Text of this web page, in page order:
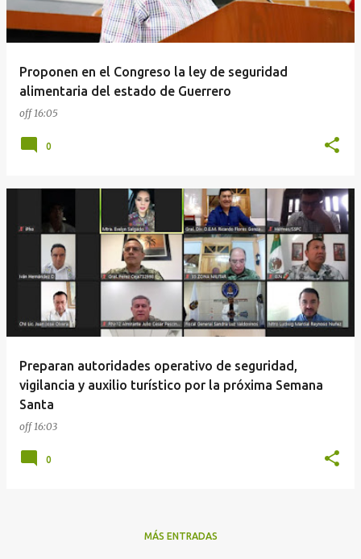
Proponen en el Congreso la ley de seguridad
alimentaria del estado de Guerrero
off16:05
0
Preparan autoridades operativo de seguridad,
vigilancia y auxilio turístico por la próxima Semana
Santa
off16:03
0
MÁS ENTRADAS